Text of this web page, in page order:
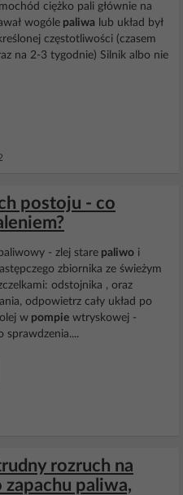
ciężko pali głównie na
wogóle paliwa lub układ był
częstotliwości (czasem
na 2-3 tygodnie) Silnik albo nie
postoju - co
- zlej stare paliwo i
zbiornika ze świeżym
odstojnika , oraz
odpowietrz cały układ po
w pompie wtryskowej -
rozruch na
paliwa,